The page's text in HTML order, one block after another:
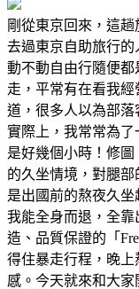
剛從東京回來，這
去過東京自助旅行的
動不動自由行隨便
走，平常有在看我
道，很多人以為部
實際上，我常常為
是好幾個小時！修
的久坐情境，對腿
是出國前的熬夜久
我能全身而退，全
造、品質保證的「
得住暴走行程，晚
感。今天就來和大